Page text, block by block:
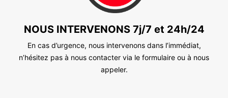
NOUS INTERVENONS 7j/7 et 24h/24
En cas d’urgence, nous intervenons dans l’immédiat,
n’hésitez pas à nous contacter via le formulaire ou à nous
appeler.